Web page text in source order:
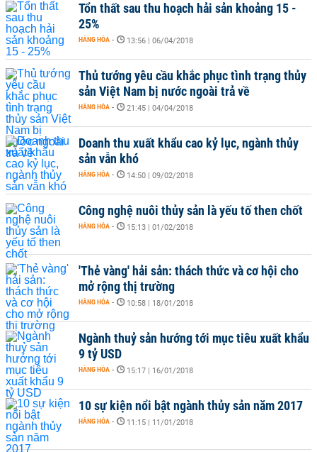
Tổn thất sau thu hoạch hải sản khoảng 15 -
25%
HÀNG HÓA - 13:56 | 06/04/2018
Thủ tướng yêu cầu khắc phục tình trạng thủy
sản Việt Nam bị nước ngoài trả về
HÀNG HÓA - 21:45 | 04/04/2018
Doanh thu xuất khẩu cao kỷ lục, ngành thủy
sản vẫn khó
HÀNG HÓA - 14:50 | 09/02/2018
Công nghệ nuôi thủy sản là yếu tố then chốt
HÀNG HÓA - 15:13 | 01/02/2018
'Thẻ vàng' hải sản: thách thức và cơ hội cho
mở rộng thị trường
HÀNG HÓA - 10:58 | 18/01/2018
Ngành thuỷ sản hướng tới mục tiêu xuất khẩu
9 tỷ USD
HÀNG HÓA - 15:17 | 16/01/2018
10 sự kiện nổi bật ngành thủy sản năm 2017
HÀNG HÓA - 11:15 | 11/01/2018